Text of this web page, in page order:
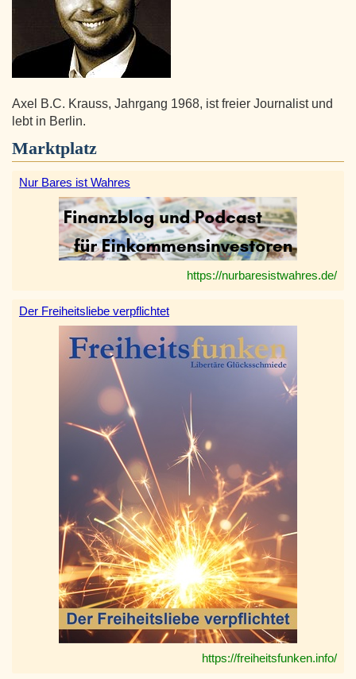
Axel B.C. Krauss, Jahrgang 1968, ist freier Journalist und
lebt in Berlin.
Marktplatz
Nur Bares ist Wahres
https://nurbaresistwahres.de/
Der Freiheitsliebe verpflichtet
https://freiheitsfunken.info/